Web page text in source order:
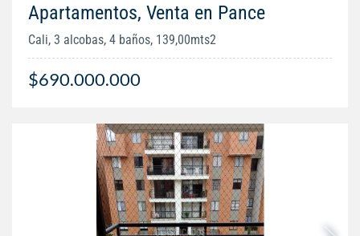
Apartamentos, Venta en Pance
Cali, 3 alcobas, 4 baños, 139,00mts2
$690.000.000